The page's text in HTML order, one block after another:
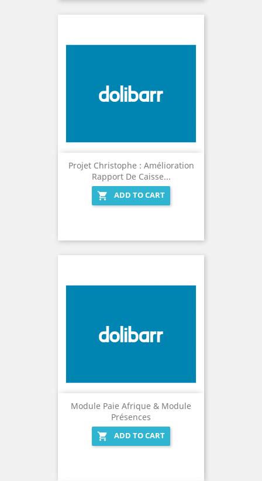
Projet Christophe : Amélioration
Rapport De Caisse...

ADD TO CART
Module Paie Afrique & Module
Présences

ADD TO CART